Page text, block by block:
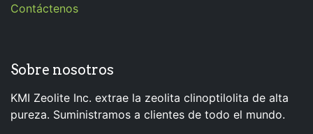
Contáctenos
Sobre nosotros
KMI Zeolite Inc. extrae la zeolita clinoptilolita de alta
pureza. Suministramos a clientes de todo el mundo.